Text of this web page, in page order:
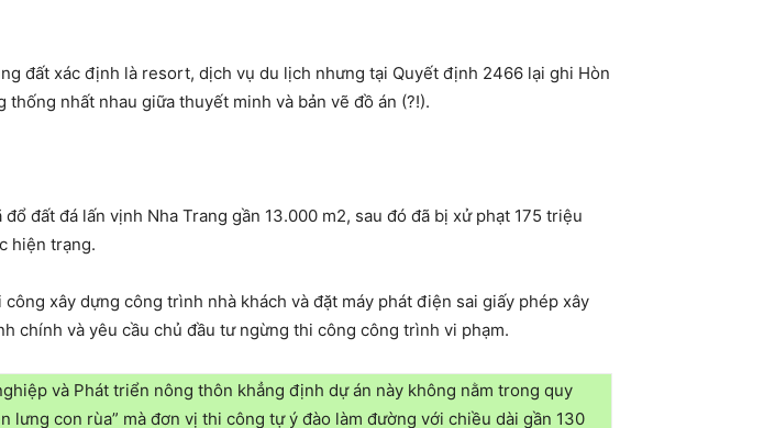
đất xác định là resort, dịch vụ du lịch nhưng tại Quyết định 2466 lại ghi Hòn
nhất nhau giữa thuyết minh và bản vẽ đồ án (?!).
đất đá lấn vịnh Nha Trang gần 13.000 m2, sau đó đã bị xử phạt 175 triệu
hiện trạng.
xây dựng công trình nhà khách và đặt máy phát điện sai giấy phép xây
chính và yêu cầu chủ đầu tư ngừng thi công công trình vi phạm.
và Phát triển nông thôn khẳng định dự án này không nằm trong quy
con rùa” mà đơn vị thi công tự ý đào làm đường với chiều dài gần 130